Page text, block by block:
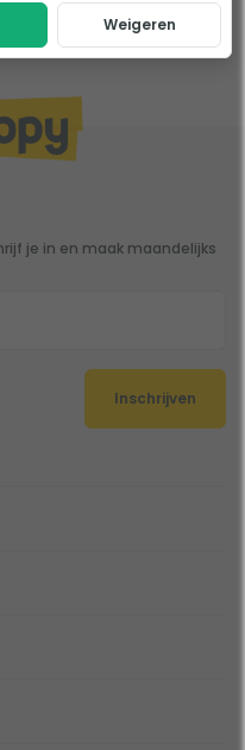
je in en maak maandelijks
Inschrijven
Weigeren